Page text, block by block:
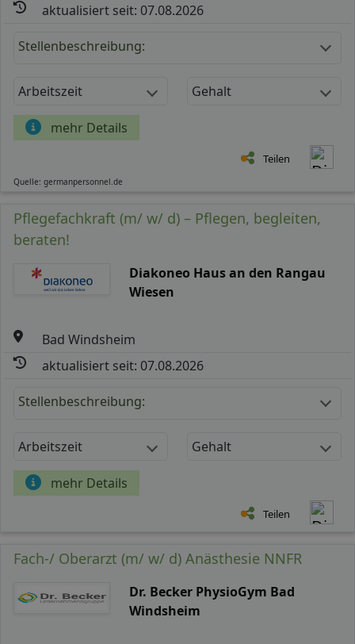
aktualisiert seit: 07.08.2026
Stellenbeschreibung:
Arbeitszeit Gehalt
mehr Details
Teilen
Quelle: germanpersonnel.de
Pflegefachkraft (m/ w/ d) – Pflegen, begleiten,
beraten!
Diakoneo Haus an den Rangau
Wiesen
Bad Windsheim
aktualisiert seit: 07.08.2026
Stellenbeschreibung:
Arbeitszeit Gehalt
mehr Details
Teilen
Fach-/ Oberarzt (m/ w/ d) Anästhesie NNFR
Dr. Becker PhysioGym Bad
Windsheim